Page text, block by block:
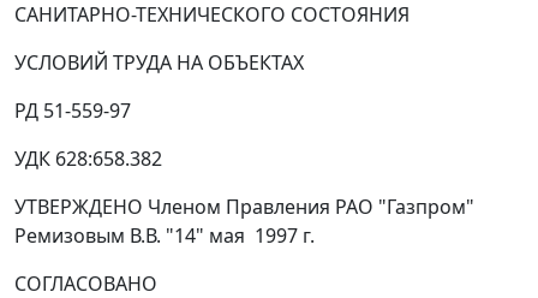
САНИТАРНО-ТЕХНИЧЕСКОГО СОСТОЯНИЯ
УСЛОВИЙ ТРУДА НА ОБЪЕКТАХ
РД 51-559-97
УДК 628:658.382
УТВЕРЖДЕНО Членом Правления РАО "Газпром"
Ремизовым В.В. "14" мая 1997 г.
СОГЛАСОВАНО